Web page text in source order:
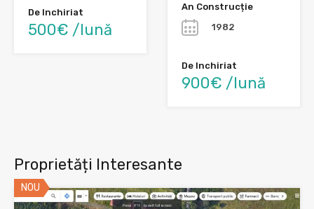
De Inchiriat
500€ /lună
An Construcție
1982
De Inchiriat
900€ /lună
Proprietăți Interesante
NOU